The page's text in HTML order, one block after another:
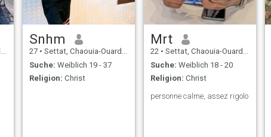
Snhm
27 • Settat, Chaouia-Ouardigha, Marokko
Suche: Weiblich 19 - 37
Religion: Christ
Mrt
22 • Settat, Chaouia-Ouardigha, Marokko
Suche: Weiblich 18 - 20
Religion: Christ
personne calme, assez rigolo